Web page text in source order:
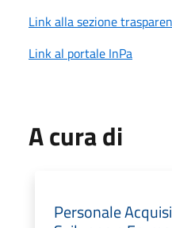
Link alla sezione
Link al portale InPa
A cura di
Personale